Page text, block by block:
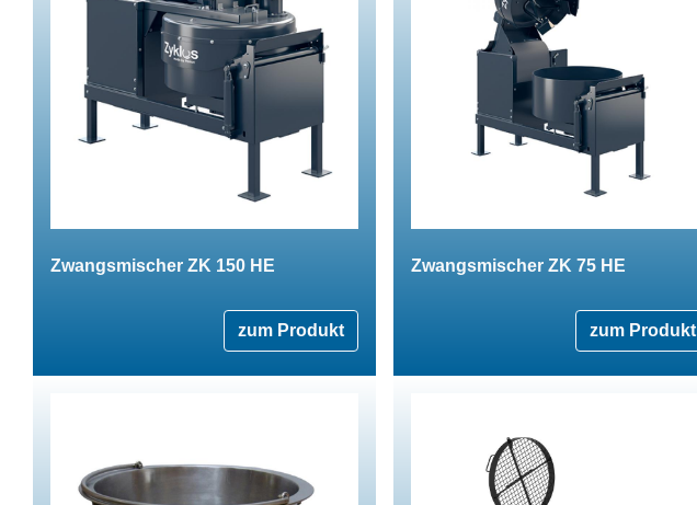
Zwangsmischer ZK 150 HE
zum Produkt
Zwangsmischer ZK 75 HE
zum Produkt